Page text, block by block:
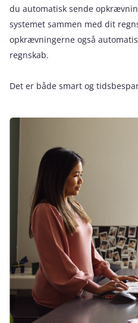
du automatisk sende
systemet sammen med dit
opkrævningerne også
regnskab.
Det er både smart og